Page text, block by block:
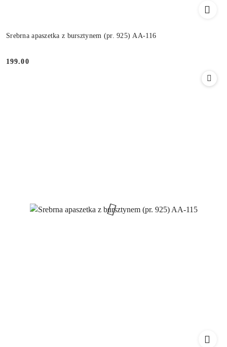
Srebrna apaszetka z bursztynem (pr. 925) AA-116
Cena:
199.00